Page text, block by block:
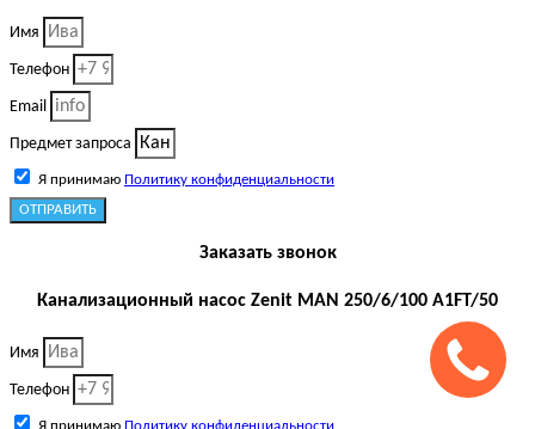
Имя
Телефон
Email
Предмет запроса
Я принимаю Политику конфиденциальности
ОТПРАВИТЬ
Заказать звонок
Канализационный насос Zenit MAN 250/6/100 A1FT/50
Имя
Телефон